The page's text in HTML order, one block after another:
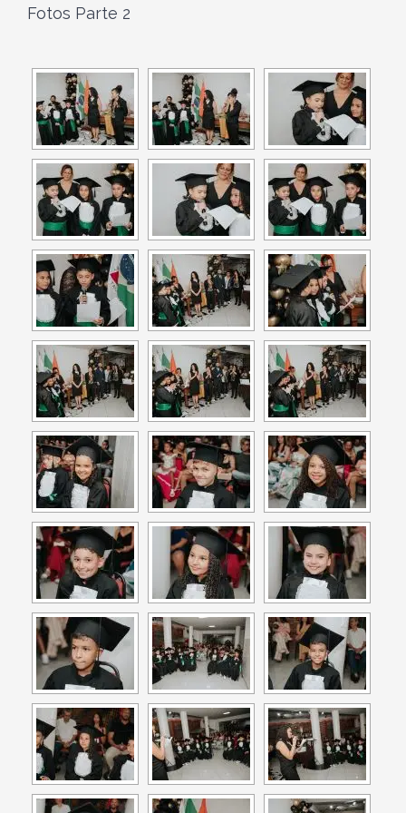
Fotos Parte 2